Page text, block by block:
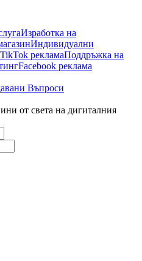
Изработка на
Индивидуални
TikTok рекламаПоддръжка на
Facebook реклама
Въпроси
от света на дигиталния